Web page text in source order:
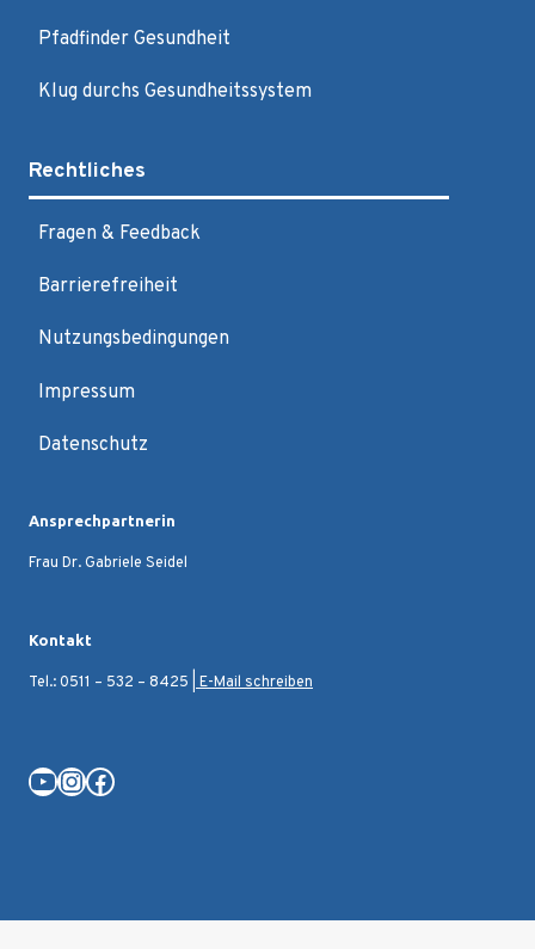
Pfadfinder Gesundheit
Klug durchs Gesundheitssystem
Rechtliches
Fragen & Feedback
Barrierefreiheit
Nutzungsbedingungen
Impressum
Datenschutz
Ansprechpartnerin
Frau Dr. Gabriele Seidel
Kontakt
Tel.: 0511 – 532 – 8425 | E-Mail schreiben
YouTube
Instagram
Facebook